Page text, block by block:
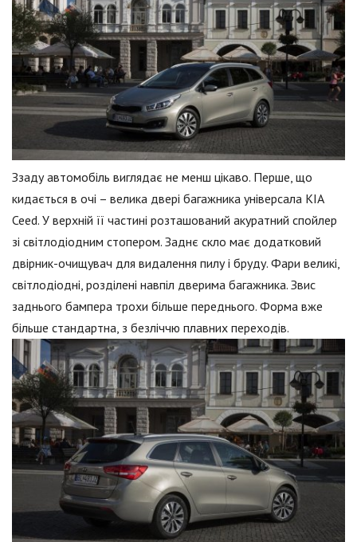
Ззаду автомобіль виглядає не менш цікаво. Перше, що
кидається в очі – велика двері багажника універсала KIA
Ceed. У верхній її частині розташований акуратний спойлер
зі світлодіодним стопером. Заднє скло має додатковий
двірник-очищувач для видалення пилу і бруду. Фари великі,
світлодіодні, розділені навпіл дверима багажника. Звис
заднього бампера трохи більше переднього. Форма вже
більше стандартна, з безліччю плавних переходів.